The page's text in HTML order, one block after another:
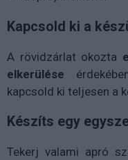
Kapcsold ki a
A rövidzárlat okozta
elkerülése
kapcsold ki teljesen a
Készíts egy
Tekerj valami apró